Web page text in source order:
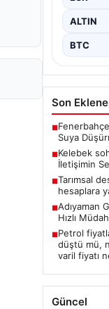
güvenli
ALTIN
BTC
Son
■
Suya
■Kelebek
İletişimin
■Tarımsal
hesaplara
■Adıyaman
Hızlı
■Petrol
düştü mü,
varil fiyatı
Güncel